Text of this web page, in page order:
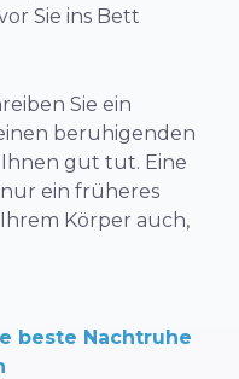
Sie ins Bett
Sie ein
beruhigenden
Ihnen gut tut. Eine
ein früheres
Körper auch,
beste Nachtruhe